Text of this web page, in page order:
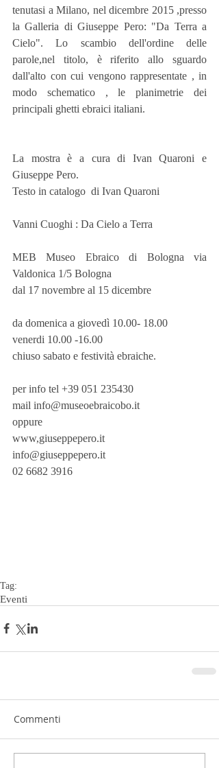
tenutasi a Milano, nel dicembre 2015 ,presso
la Galleria di Giuseppe Pero: "Da Terra a
Cielo". Lo scambio dell'ordine delle
parole,nel titolo, è riferito allo sguardo
dall'alto con cui vengono rappresentate , in
modo schematico , le planimetrie dei
principali ghetti ebraici italiani.
La mostra è a cura di Ivan Quaroni e
Giuseppe Pero.
Testo in catalogo  di Ivan Quaroni
Vanni Cuoghi : Da Cielo a Terra
MEB Museo Ebraico di Bologna via
Valdonica 1/5 Bologna
dal 17 novembre al 15 dicembre
da domenica a giovedì 10.00- 18.00
venerdi 10.00 -16.00
chiuso sabato e festività ebraiche.
per info tel +39 051 235430
mail info@museoebraicobo.it
oppure
www,giuseppepero.it
info@giuseppepero.it
02 6682 3916
Tag:
Eventi
Commenti